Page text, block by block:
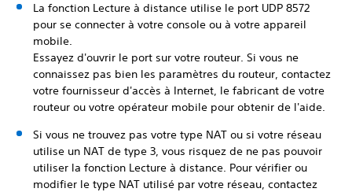
La fonction Lecture à distance utilise le port UDP 8572
pour se connecter à votre console ou à votre appareil
mobile.
Essayez d'ouvrir le port sur votre routeur. Si vous ne
connaissez pas bien les paramètres du routeur, contactez
votre fournisseur d'accès à Internet, le fabricant de votre
routeur ou votre opérateur mobile pour obtenir de l'aide.
Si vous ne trouvez pas votre type NAT ou si votre réseau
utilise un NAT de type 3, vous risquez de ne pas pouvoir
utiliser la fonction Lecture à distance. Pour vérifier ou
modifier le type NAT utilisé par votre réseau, contactez